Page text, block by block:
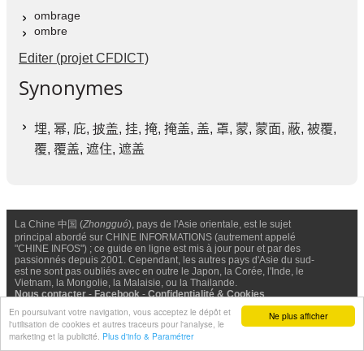
Ne plus afficher
En poursuivant votre navigation, vous acceptez le dépôt et
l'utilisation de cookies et autres traceurs pour l'analyse, le
marketing et la publicité. Plus d'info & Paramétrer
ombrage
ombre
Editer (projet CFDICT)
Synonymes
埋, 幂, 庇, 披盖, 挂, 掩, 掩盖, 盖, 罩, 蒙, 蒙面, 蔽, 被覆,
覆, 覆盖, 遮住, 遮盖
La Chine 中国 (Zhongguó), pays de l'Asie orientale, est le sujet
principal abordé sur CHINE INFORMATIONS (autrement appelé
"CHINE INFOS") ; ce guide en ligne est mis à jour pour et par des
passionnés depuis 2001. Cependant, les autres pays d'Asie du sud-
est ne sont pas oubliés avec en outre le Japon, la Corée, l'Inde, le
Vietnam, la Mongolie, la Malaisie, ou la Thailande.
Nous contacter-Facebook-Confidentialité & Cookies
© Chine Informations, 2026 - Tous droits réservés (depuis 2001)